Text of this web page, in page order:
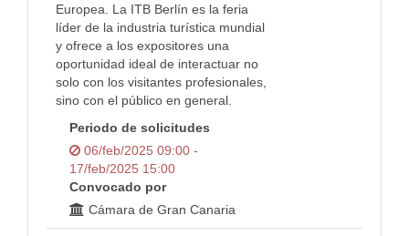
Europea. La ITB Berlín es la feria
líder de la industria turística mundial
y ofrece a los expositores una
oportunidad ideal de interactuar no
solo con los visitantes profesionales,
sino con el público en general.
Periodo de solicitudes
06/feb/2025 09:00 -
17/feb/2025 15:00
Convocado por
Cámara de Gran Canaria